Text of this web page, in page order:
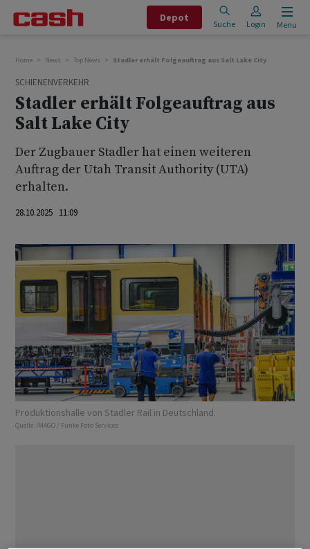
Depot
Suche Login Menu
Home News Top News Stadler erhält Folgeauftrag aus Salt Lake City
SCHIENENVERKEHR
Stadler erhält Folgeauftrag aus
Salt Lake City
Der Zugbauer Stadler hat einen weiteren
Auftrag der Utah Transit Authority (UTA)
erhalten.
28.10.2025 11:09
Produktionshalle von Stadler Rail in Deutschland.
Quelle: IMAGO / Funke Foto Services